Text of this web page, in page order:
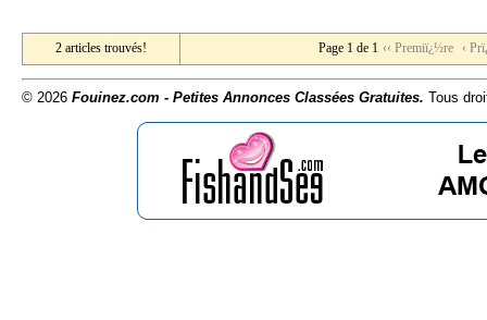
2 articles trouvés! Page 1 de 1 ‹‹ Premiï¿½re ‹
© 2026 Fouinez.com - Petites Annonces Classées Gratuites. Tous